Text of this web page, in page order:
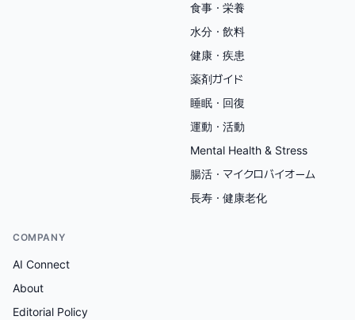
食事・栄養
水分・飲料
健康・疾患
薬剤ガイド
睡眠・回復
運動・活動
Mental Health & Stress
腸活・マイクロバイオーム
長寿・健康老化
COMPANY
AI Connect
About
Editorial Policy